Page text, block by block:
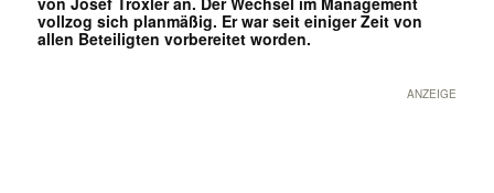
vollzog sich planmäßig. Er war seit einiger Zeit von
allen Beteiligten vorbereitet worden.
ANZEIGE